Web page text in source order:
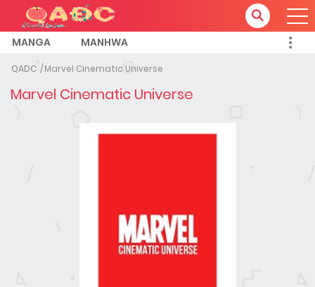
MANGA MANHWA
QADC Marvel Cinematic Universe
Marvel Cinematic Universe